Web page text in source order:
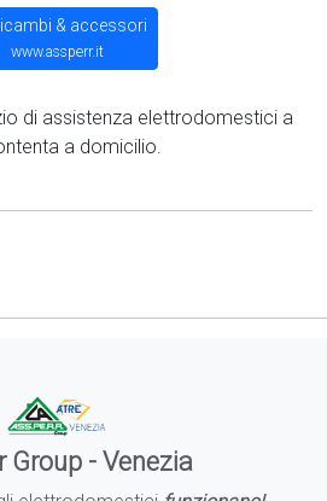
& accessori
www.assperr.it
di assistenza elettrodomestici a
a domicilio.
Group - Venezia